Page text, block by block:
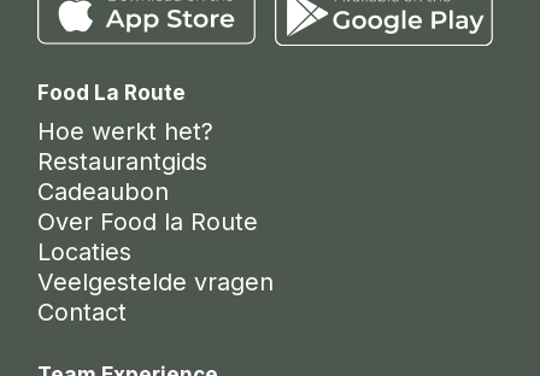
Food La Route
Hoe werkt het?
Restaurantgids
Cadeaubon
Over Food la Route
Locaties
Veelgestelde vragen
Contact